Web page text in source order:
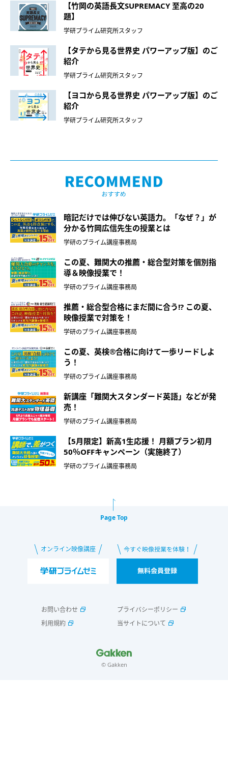
【竹岡の英語長文SUPREMACY 至高の20
題】
学研プライム研究所スタッフ
【タテから見る世界史 パワーアップ版】のご
紹介
学研プライム研究所スタッフ
【ヨコから見る世界史 パワーアップ版】のご
紹介
学研プライム研究所スタッフ
暗記だけでは伸びない英語力。「なぜ？」が
分かる竹岡広信先生の授業とは
学研のプライム講座事務局
この夏、難関大の推薦・総合型対策を個別指
導＆映像授業で！
学研のプライム講座事務局
推薦・総合型合格にまだ間に合う!? この夏、
映像授業で対策を！
学研のプライム講座事務局
この夏、英検®合格に向けて一歩リードしよ
う！
学研のプライム講座事務局
新講座「難関大スタンダード英語」などが発
売！
学研のプライム講座事務局
【5月限定】新高1生応援！ 月額プラン初月
50％OFFキャンペーン（実施終了）
学研のプライム講座事務局
Page Top
お問い合わせ
プライバシーポリシー
利用規約
当サイトについて
© Gakken